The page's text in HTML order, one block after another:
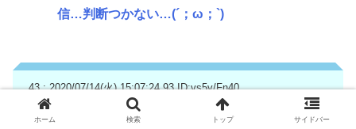
信…判断つかない…(´；ω；`)
43 : 2020/07/14(火) 15:07:24.93ID:vs5v/Fn40
ホーム 検索 トップ サイドバー